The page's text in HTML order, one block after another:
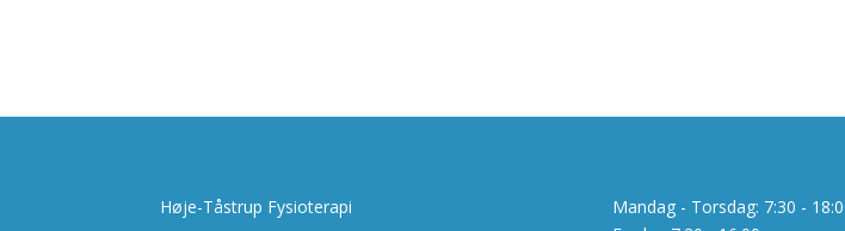
Høje-Tåstrup Fysioterapi
Mandag - Torsdag: 7:30 -